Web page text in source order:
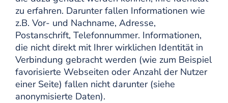
zu erfahren. Darunter fallen Informationen wie
z.B. Vor- und Nachname, Adresse,
Postanschrift, Telefonnummer. Informationen,
die nicht direkt mit Ihrer wirklichen Identität in
Verbindung gebracht werden (wie zum Beispiel
favorisierte Webseiten oder Anzahl der Nutzer
einer Seite) fallen nicht darunter (siehe
anonymisierte Daten).